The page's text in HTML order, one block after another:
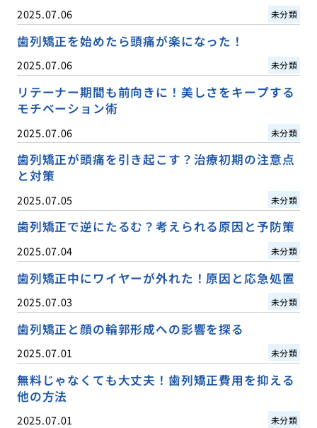
2025.07.06 未分類
歯列矯正を始めたら頭痛が楽になった！
2025.07.06 未分類
リテーナー期間も前向きに！美しさをキープする
モチベーション術
2025.07.06 未分類
歯列矯正が頭痛を引き起こす？治療初期の注意点
と対策
2025.07.05 未分類
歯列矯正で逆にたるむ？考えられる原因と予防策
2025.07.04 未分類
歯列矯正中にワイヤーが外れた！原因と応急処置
2025.07.03 未分類
歯列矯正と顔の輪郭形成への影響を探る
2025.07.01 未分類
無料じゃなくても大丈夫！歯列矯正費用を抑える
他の方法
2025.07.01 未分類